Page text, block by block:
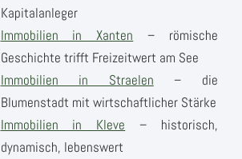
Kapitalanleger
Immobilien in Xanten – römische
Geschichte trifft Freizeitwert am See
Immobilien in Straelen – die
Blumenstadt mit wirtschaftlicher Stärke
Immobilien in Kleve – historisch,
dynamisch, lebenswert